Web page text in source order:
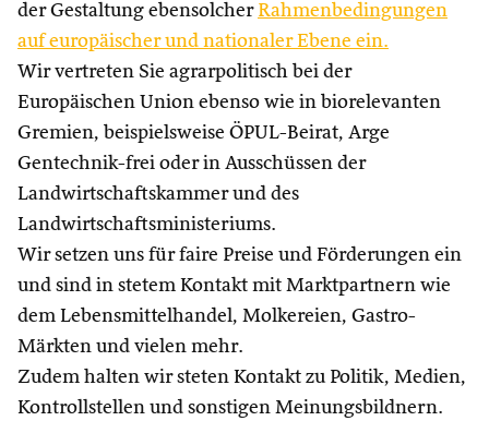
der Gestaltung ebensolcher Rahmenbedingungen
auf europäischer und nationaler Ebene ein.
Wir vertreten Sie agrarpolitisch bei der
Europäischen Union ebenso wie in biorelevanten
Gremien, beispielsweise ÖPUL-Beirat, Arge
Gentechnik-frei oder in Ausschüssen der
Landwirtschaftskammer und des
Landwirtschaftsministeriums.
Wir setzen uns für faire Preise und Förderungen ein
und sind in stetem Kontakt mit Marktpartnern wie
dem Lebensmittelhandel, Molkereien, Gastro-
Märkten und vielen mehr.
Zudem halten wir steten Kontakt zu Politik, Medien,
Kontrollstellen und sonstigen Meinungsbildnern.